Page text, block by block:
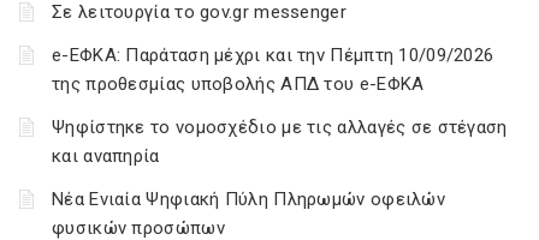
Σε λειτουργία το gov.gr messenger
e-ΕΦΚΑ: Παράταση μέχρι και την Πέμπτη 10/09/2026
της προθεσμίας υποβολής ΑΠΔ του e-ΕΦΚΑ
Ψηφίστηκε το νομοσχέδιο με τις αλλαγές σε στέγαση
και αναπηρία
Νέα Ενιαία Ψηφιακή Πύλη Πληρωμών οφειλών
φυσικών προσώπων